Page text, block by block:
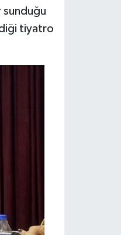
sunduğu
tiyatro